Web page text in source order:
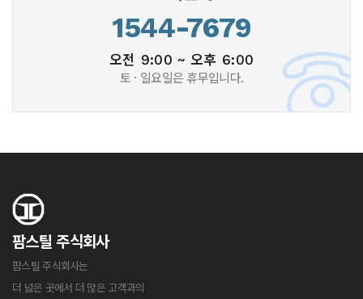
1544-7679
오전 9:00 ~ 오후 6:00
토 · 일요일은 휴무입니다.
팜스틸 주식회사
팜스틸 주식회사는
더 넗은 곳에서 더 많은 고객과의